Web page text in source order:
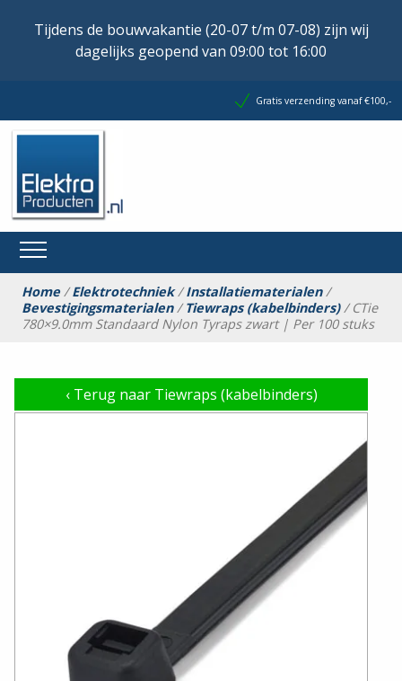
Tijdens de bouwvakantie (20-07 t/m 07-08) zijn wij
dagelijks geopend van 09:00 tot 16:00
Gratis verzending vanaf €100,-
Home/Elektrotechniek/Installatiematerialen/
Bevestigingsmaterialen/Tiewraps (kabelbinders)/ CTie
780×9.0mm Standaard Nylon Tyraps zwart | Per 100 stuks
‹Terug naar Tiewraps (kabelbinders)